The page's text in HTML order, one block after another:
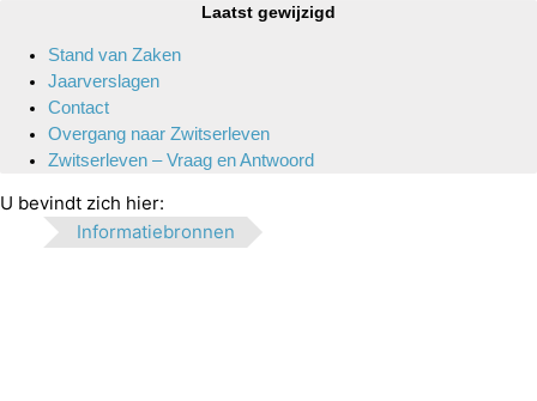
Laatst gewijzigd
Stand van Zaken
Jaarverslagen
Contact
Overgang naar Zwitserleven
Zwitserleven – Vraag en Antwoord
U bevindt zich hier:
Informatiebronnen